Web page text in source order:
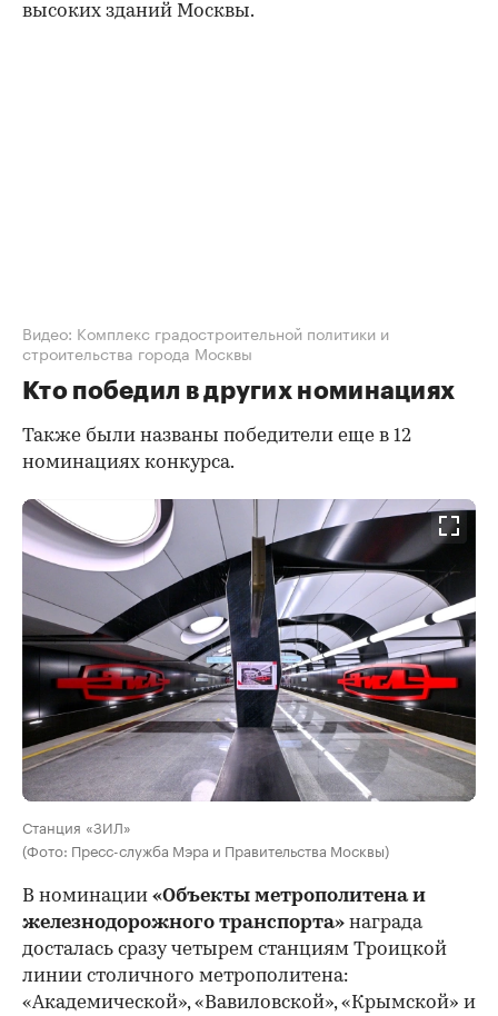
00:00 / 00:00
высоких зданий Москвы.
Видео: Комплекс градостроительной политики и
строительства города Москвы
Кто победил в других номинациях
Также были названы победители еще в 12
номинациях конкурса.
Станция «ЗИЛ»
(Фото: Пресс-служба Мэра и Правительства Москвы)
В номинации «Объекты метрополитена и
железнодорожного транспорта» награда
досталась сразу четырем станциям Троицкой
линии столичного метрополитена:
«Академической», «Вавиловской», «Крымской» и